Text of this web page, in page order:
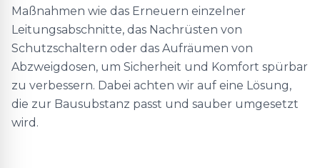
Maßnahmen wie das Erneuern einzelner
Leitungsabschnitte, das Nachrüsten von
Schutzschaltern oder das Aufräumen von
Abzweigdosen, um Sicherheit und Komfort spürbar
zu verbessern. Dabei achten wir auf eine Lösung,
die zur Bausubstanz passt und sauber umgesetzt
wird.